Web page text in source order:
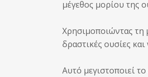
μέγεθος μορίου της
Χρησιμοποιώντας τη
δραστικές ουσίες
Αυτό μεγιστοποιεί